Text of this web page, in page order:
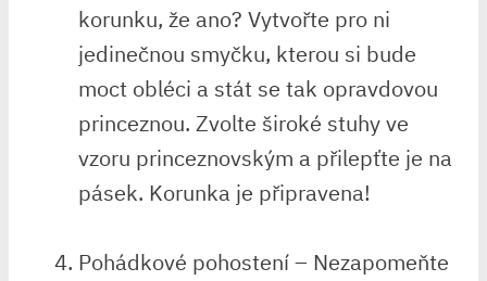
korunku,⁣ že ⁣ano? Vytvořte‌ pro ni
jedinečnou smyčku, kterou‍ si bude
moct obléci a stát se tak opravdovou
princeznou. Zvolte široké ‌stuhy ve
vzoru princeznovským ⁤a přilepťte je‍ na
pásek. Korunka je připravena!
Pohádkové pohostení – Nezapomeňte